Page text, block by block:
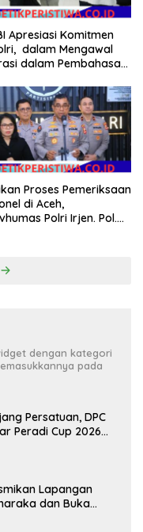
Apresiasi Komitmen
dalam Mengawal
dalam Pembahasan
Proses Pemeriksaan
di Aceh,
Polri Irjen. Pol.
dengan kategori
pada
Persatuan, DPC
Peradi Cup 2026
Lapangan
dan Buka